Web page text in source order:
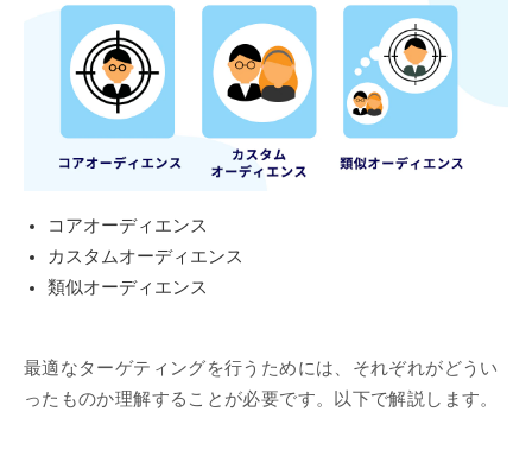
コアオーディエンス
カスタムオーディエンス
類似オーディエンス
最適なターゲティングを行うためには、それぞれがどうい
ったものか理解することが必要です。以下で解説します。